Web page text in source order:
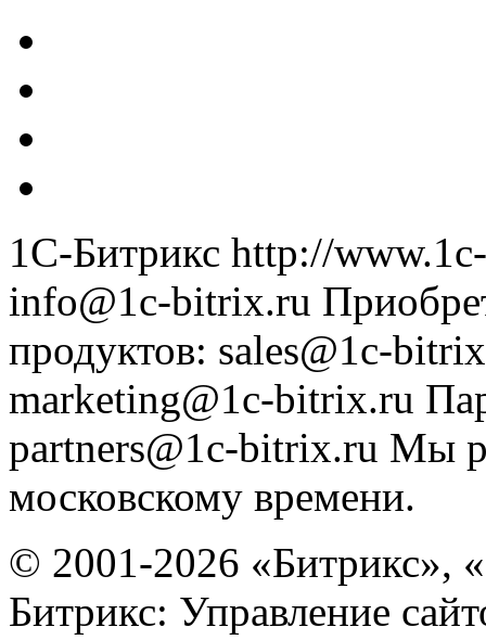
1С-Битрикс http://
info@1c-bitrix.ru
продуктов: sales@1c-
marketing@1c-bitrix.ru
partners@1c-bitrix.ru Мы
московскому времени.
© 2001-2026 «Битрикс»,
Битрикс: Управление